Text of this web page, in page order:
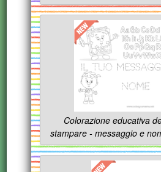
Colorazione educativa
stampare - messaggio e